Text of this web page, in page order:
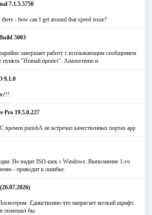
7.1.5.5750
- how can I get around that speed issue?
5003
завершает работу с всплывающим сообщением
пункта "Новый проект". Аналогично и
9.1.0
Pro 19.5.0.227
времен punshА не встречал качественных портах app
Не видит ISO-шек с Windows. Выполнение 1-го
- приводит к ошибке.
Единственно что напрягает мелкий шрифт.
помешал бы.